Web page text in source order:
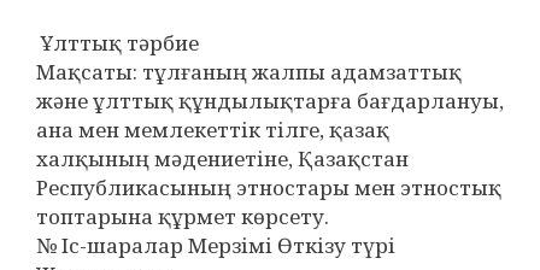
Ұлттық тәрбие
Мақсаты: тұлғаның жалпы адамзаттық
және ұлттық құндылықтарға бағдарлануы,
ана мен мемлекеттік тілге, қазақ
халқының мәдениетіне, Қазақстан
Республикасының этностары мен этностық
топтарына құрмет көрсету.
№ Іс-шаралар Мерзімі Өткізу түрі